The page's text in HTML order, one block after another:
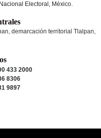
Electoral, México.
demarcación territorial Tlalpan,
433 2000
8306
9897